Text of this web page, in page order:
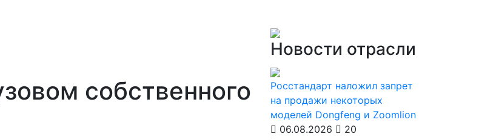
собственного
Новости отрасли
Росстандарт наложил запрет
на продажи некоторых
моделей Dongfeng и Zoomlion
06.08.2026
20